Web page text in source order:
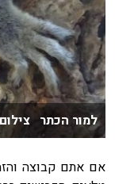
למור הכתר
אם אתם קבוצה